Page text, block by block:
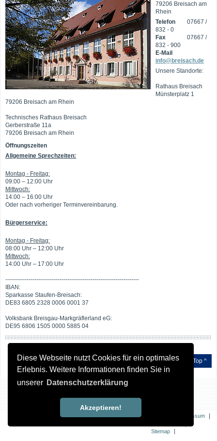
Diese Webseite nutzt Cookies für ein optimales
Erlebnis. Weitere Informationen finden Sie in
unserer Datenschutzerklärung
Akzeptieren!
79206 Breisach am
Rhein
Telefon
07667 /
832 - 0
Fax
07667 /
832 - 900
E-Mail
info@breisach.de
Unsere Standorte:
Rathaus Breisach
Münsterplatz 1
79206 Breisach am Rhein
Technisches Rathaus Breisach
Gerberstraße 11a
79206 Breisach am Rhein
Öffnungszeiten
Allgemeine Sprechzeiten:
Montag - Freitag:
09:00 – 12:00 Uhr
Mittwoch:
14:00 – 16:00 Uhr
Oder nach vorheriger Terminvereinbarung.
Bürgerservice:
Montag - Freitag:
08:00 Uhr – 12:00 Uhr
Mittwoch:
14:00 Uhr – 17:00 Uhr
---------------------------------------------------------------------
IBAN:
Sparkasse Staufen-Breisach:
DE83 6805 2328 0006 0001 37
Volksbank Breisgau-Markgräflerland eG:
DE95 6806 1505 0000 5885 04
Top ^
Impressum
Sitemap